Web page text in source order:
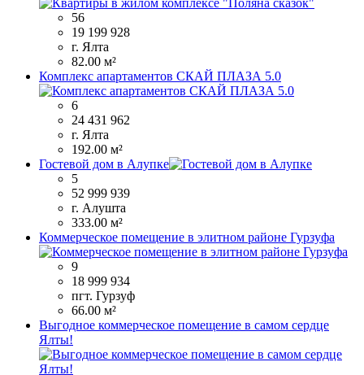
56
19 199 928
г. Ялта
82.00 м²
Комплекс апартаментов СКАЙ ПЛАЗА 5.0
6
24 431 962
г. Ялта
192.00 м²
Гостевой дом в Алупке
5
52 999 939
г. Алушта
333.00 м²
Коммерческое помещение в элитном районе Гурзуфа
9
18 999 934
пгт. Гурзуф
66.00 м²
Выгодное коммерческое помещение в самом сердце
Ялты!